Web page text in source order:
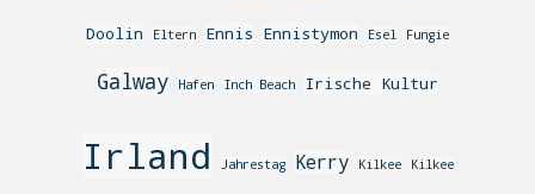
Doolin Eltern Ennis Ennistymon Esel Fungie
Galway Hafen Inch Beach Irische Kultur
Irland Jahrestag Kerry Kilkee Kilkee